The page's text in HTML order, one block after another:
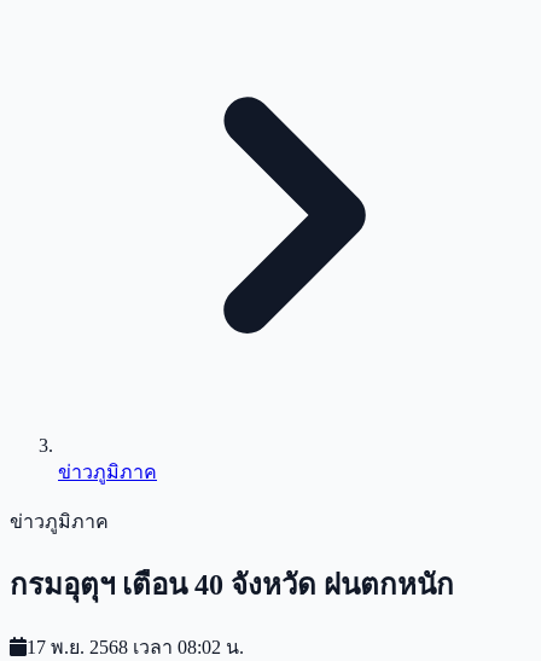
ข่าวภูมิภาค
ข่าวภูมิภาค
กรมอุตุฯ เตือน 40 จังหวัด ฝนตกหนัก
17 พ.ย. 2568 เวลา 08:02 น.